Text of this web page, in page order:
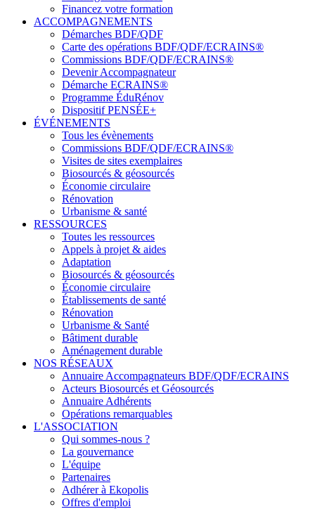
Financez votre formation
ACCOMPAGNEMENTS
Démarches BDF/QDF
Carte des opérations BDF/QDF/ECRAINS®
Commissions BDF/QDF/ECRAINS®
Devenir Accompagnateur
Démarche ECRAINS®
Programme ÉduRénov
Dispositif PENSÉE+
ÉVÉNEMENTS
Tous les évènements
Commissions BDF/QDF/ECRAINS®
Visites de sites exemplaires
Biosourcés & géosourcés
Économie circulaire
Rénovation
Urbanisme & santé
RESSOURCES
Toutes les ressources
Appels à projet & aides
Adaptation
Biosourcés & géosourcés
Économie circulaire
Établissements de santé
Rénovation
Urbanisme & Santé
Bâtiment durable
Aménagement durable
NOS RÉSEAUX
Annuaire Accompagnateurs BDF/QDF/ECRAINS
Acteurs Biosourcés et Géosourcés
Annuaire Adhérents
Opérations remarquables
L'ASSOCIATION
Qui sommes-nous ?
La gouvernance
L'équipe
Partenaires
Adhérer à Ekopolis
Offres d'emploi